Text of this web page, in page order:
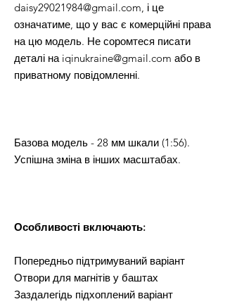
daisy29021984@gmail.com, і це
означатиме, що у вас є комерційні права
на цю модель. Не соромтеся писати
деталі на iqinukraine@gmail.com або в
приватному повідомленні.
Базова модель - 28 мм шкали (1:56).
Успішна зміна в інших масштабах.
Особливості включають:
Попередньо підтримуваний варіант
Отвори для магнітів у баштах
Заздалегідь підхоплений варіант